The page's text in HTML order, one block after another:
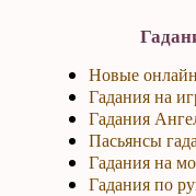
Новые
Гадания на
Гадания
Пасьянсы
Гадания на
Гадания по